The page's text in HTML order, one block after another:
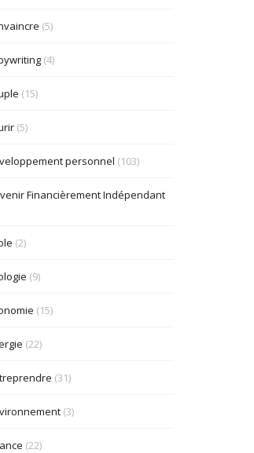
(5)
(4)
(15)
(5)
personnel (103)
Financièrement Indépendant
(2)
(9)
(15)
(22)
(31)
(3)
(22)